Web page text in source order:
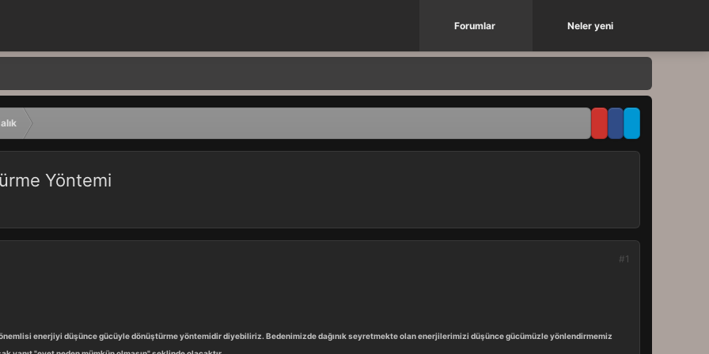
Forumlar Neler yeni
Yöntemi
#1
enerjiyi düşünce gücüyle dönüştürme yöntemidir diyebiliriz. Bedenimizde dağınık seyretmekte olan enerjilerimizi düşünce gücümüzle yönlendirmemiz